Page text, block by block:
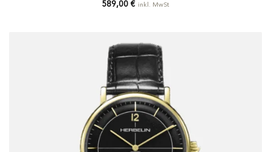
589,00 € inkl. MwSt